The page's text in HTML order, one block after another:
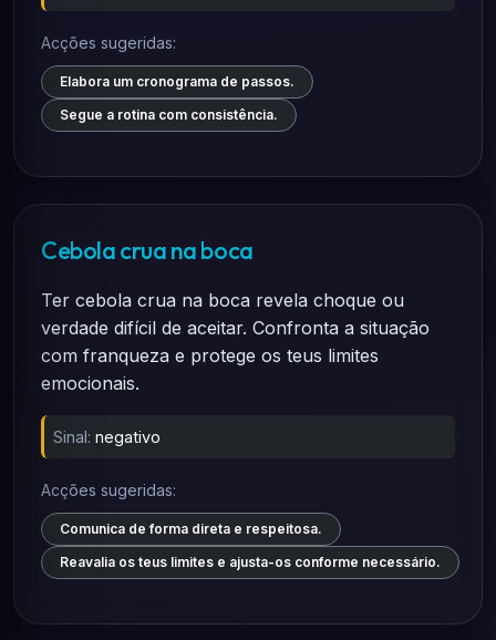
Acções sugeridas:
Elabora um cronograma de passos.
Segue a rotina com consistência.
Cebola crua na boca
Ter cebola crua na boca revela choque ou
verdade difícil de aceitar. Confronta a situação
com franqueza e protege os teus limites
emocionais.
Sinal: negativo
Acções sugeridas:
Comunica de forma direta e respeitosa.
Reavalia os teus limites e ajusta-os conforme necessário.